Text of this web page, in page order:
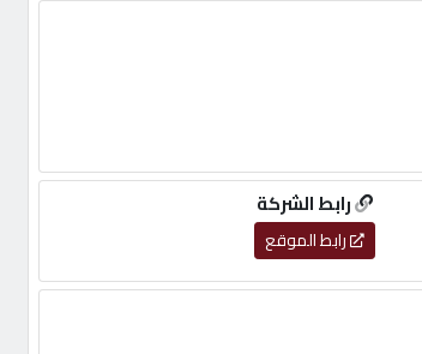
رابط الشركة
رابط الموقع